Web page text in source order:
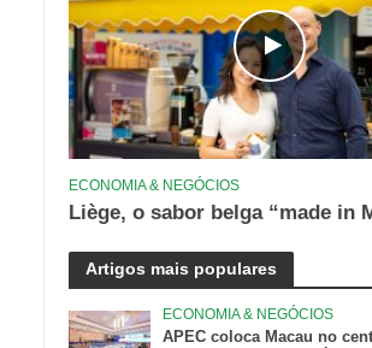
ECONOMIA & NEGÓCIOS
Liège, o sabor belga “made in
Artigos mais populares
ECONOMIA & NEGÓCIOS
APEC coloca Macau no